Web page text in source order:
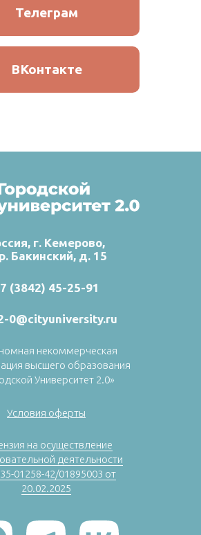
Телеграм
ВКонтакте
(3842) 45-25-91
г. Кемерово,
Бакинский, д. 15
0@cityuniversity.ru
Условия оферты
на осуществление
деятельности
01258-42/01895003 от
20.02.2025
некоммерческая
высшего образования
Университет 2.0»